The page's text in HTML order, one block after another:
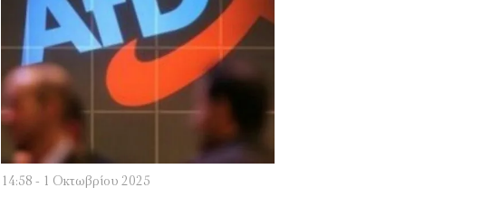
14:58 - 1 Οκτωβρίου 2025